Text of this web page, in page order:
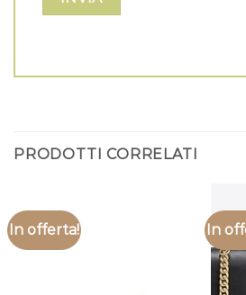
PRODOTTI CORRELATI
In offerta! In